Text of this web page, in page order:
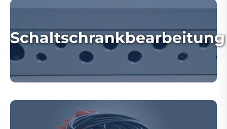
Schaltschrankbearbeitung